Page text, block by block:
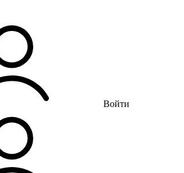
Войти